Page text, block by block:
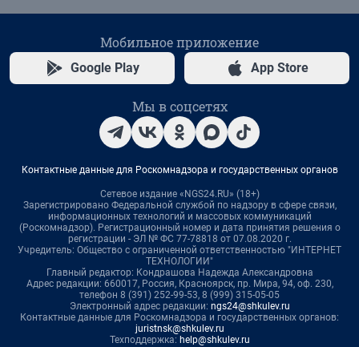
Мобильное приложение
Google Play App Store
Мы в соцсетях
Контактные данные для Роскомнадзора и государственных органов
Сетевое издание «NGS24.RU» (18+)
Зарегистрировано Федеральной службой по надзору в сфере связи,
информационных технологий и массовых коммуникаций
(Роскомнадзор). Регистрационный номер и дата принятия решения о
регистрации - ЭЛ № ФС 77-78818 от 07.08.2020 г.
Учредитель: Общество с ограниченной ответственностью "ИНТЕРНЕТ
ТЕХНОЛОГИИ"
Главный редактор: Кондрашова Надежда Александровна
Адрес редакции: 660017, Россия, Красноярск, пр. Мира, 94, оф. 230,
телефон 8 (391) 252-99-53, 8 (999) 315-05-05
Электронный адрес редакции: ngs24@shkulev.ru
Контактные данные для Роскомнадзора и государственных органов:
juristnsk@shkulev.ru
Техподдержка: help@shkulev.ru